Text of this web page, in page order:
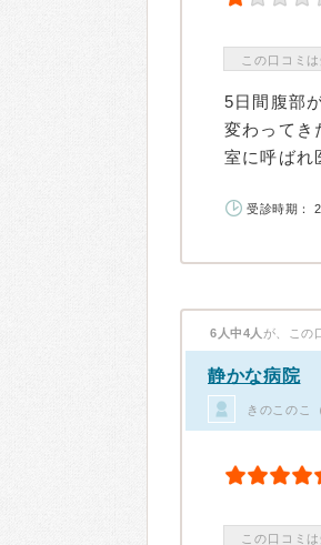
この口コミ
5日間腹部
変わってき
室に呼ばれ
受診時期：
6人中4人 が、この
静かな病院
きのこのこ
この口コミ